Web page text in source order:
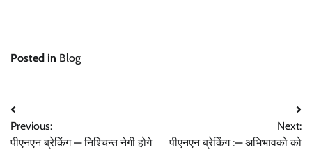
Posted in Blog
Post
navigation
Previous:
पीएनएन ब्रेकिंग — निश्चिन्त नेगी होगे
Next:
पीएनएन ब्रेकिंग :— अभिभावको को